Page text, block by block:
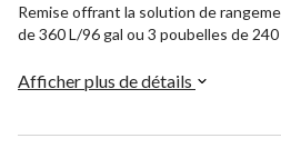
Remise offrant la solution de
de 360 L/96 gal ou 3 poubelles de
de rangement également dotée d'un
Afficher plus de détails